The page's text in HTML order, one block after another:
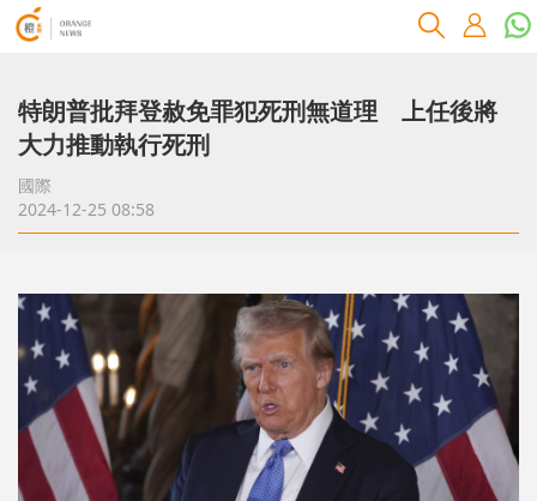
特朗普批拜登赦免罪犯死刑無道理 上任後將
大力推動執行死刑
國際
2024-12-25 08:58